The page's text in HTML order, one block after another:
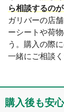
ら相談するの
ガリバーの店
ーシートや荷
う。購入の際
一緒にご相談く
購⼊後も安